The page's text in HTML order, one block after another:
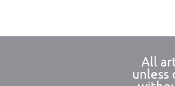
All
unless